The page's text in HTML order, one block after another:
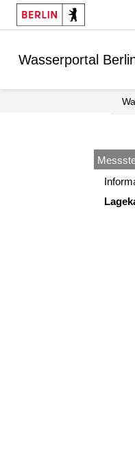
Springe zur Navigation
Springe zum Inhalt
Wasserportal